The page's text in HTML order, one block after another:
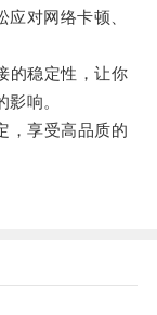
对网络卡顿、
稳定性，让你
响。
享受高品质的